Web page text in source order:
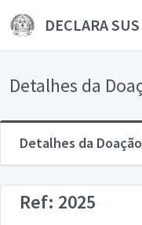
DECLARA SUS
Detalhes da
Detalhes da
Ref: 2025